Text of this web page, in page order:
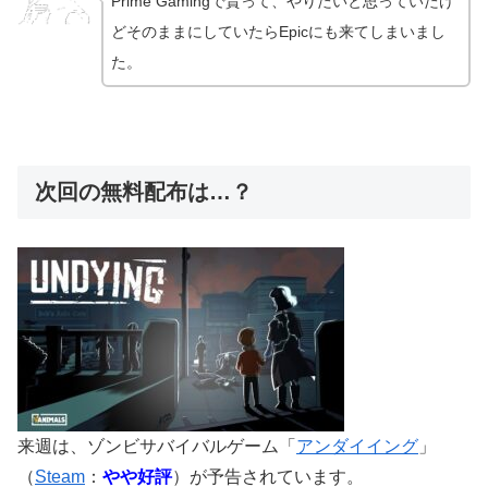
どそのままにしていたらEpicにも来てしまいまし
た。
次回の無料配布は…？
来週は、ゾンビサバイバルゲーム「 アンダイイング 」
（Steam ： やや好評）が予告されています。